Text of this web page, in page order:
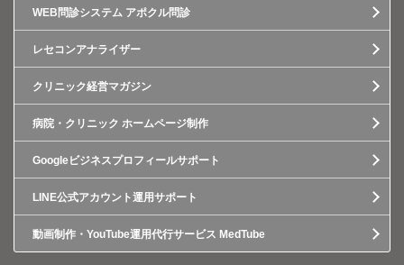
WEB問診システム アポクル問診
レセコンアナライザー
クリニック経営マガジン
病院・クリニック ホームページ制作
Googleビジネスプロフィールサポート
LINE公式アカウント運用サポート
動画制作・YouTube運用代行サービス MedTube